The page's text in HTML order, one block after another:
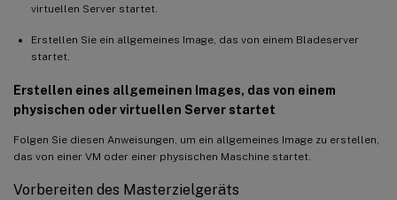
virtuellen Server startet.
Erstellen Sie ein allgemeines Image, das von einem Bladeserver
startet.
Erstellen eines allgemeinen Images, das von einem
physischen oder virtuellen Server startet
Folgen Sie diesen Anweisungen, um ein allgemeines Image zu erstellen,
das von einer VM oder einer physischen Maschine startet.
Vorbereiten des Masterzielgeräts